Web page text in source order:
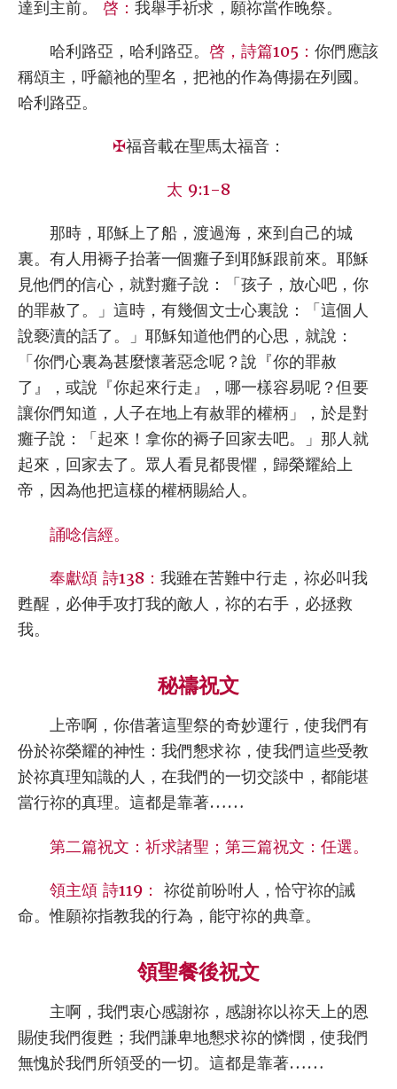
達到主前。 啓： 我舉手祈求，願祢當作晚祭。
哈利路亞，哈利路亞。 啓，詩篇105： 你們應該
稱頌主，呼籲祂的聖名，把祂的作為傳揚在列國。
哈利路亞。
✠福音載在聖馬太福音：
太 9:1-8
那時，耶穌上了船，渡過海，來到自己的城
裏。有人用褥子抬著一個癱子到耶穌跟前來。耶穌
見他們的信心，就對癱子說：「孩子，放心吧，你
的罪赦了。」這時，有幾個文士心裏說：「這個人
說褻瀆的話了。」耶穌知道他們的心思，就說：
「你們心裏為甚麼懷著惡念呢？說『你的罪赦
了』，或說『你起來行走』，哪一樣容易呢？但要
讓你們知道，人子在地上有赦罪的權柄」，於是對
癱子說：「起來！拿你的褥子回家去吧。」那人就
起來，回家去了。眾人看見都畏懼，歸榮耀給上
帝，因為他把這樣的權柄賜給人。
誦唸信經。
奉獻頌 詩138： 我雖在苦難中行走，祢必叫我
甦醒，必伸手攻打我的敵人，祢的右手，必拯救
我。
秘禱祝文
上帝啊，你借著這聖祭的奇妙運行，使我們有
份於祢榮耀的神性：我們懇求祢，使我們這些受教
於祢真理知識的人，在我們的一切交談中，都能堪
當行祢的真理。這都是靠著……
第二篇祝文：祈求諸聖；第三篇祝文：任選。
領主頌 詩119： 祢從前吩咐人，恰守祢的誡
命。惟願祢指教我的行為，能守祢的典章。
領聖餐後祝文
主啊，我們衷心感謝祢，感謝祢以祢天上的恩
賜使我們復甦；我們謙卑地懇求祢的憐憫，使我們
無愧於我們所領受的一切。這都是靠著……